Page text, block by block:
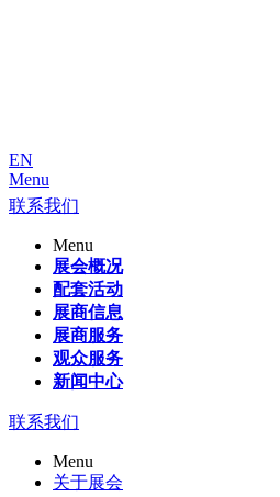
EN
Menu
联系我们
Menu
展会概况
配套活动
展商信息
展商服务
观众服务
新闻中心
联系我们
Menu
关于展会